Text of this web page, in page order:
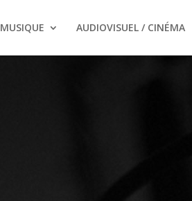
MUSIQUE AUDIOVISUEL / CINÉMA